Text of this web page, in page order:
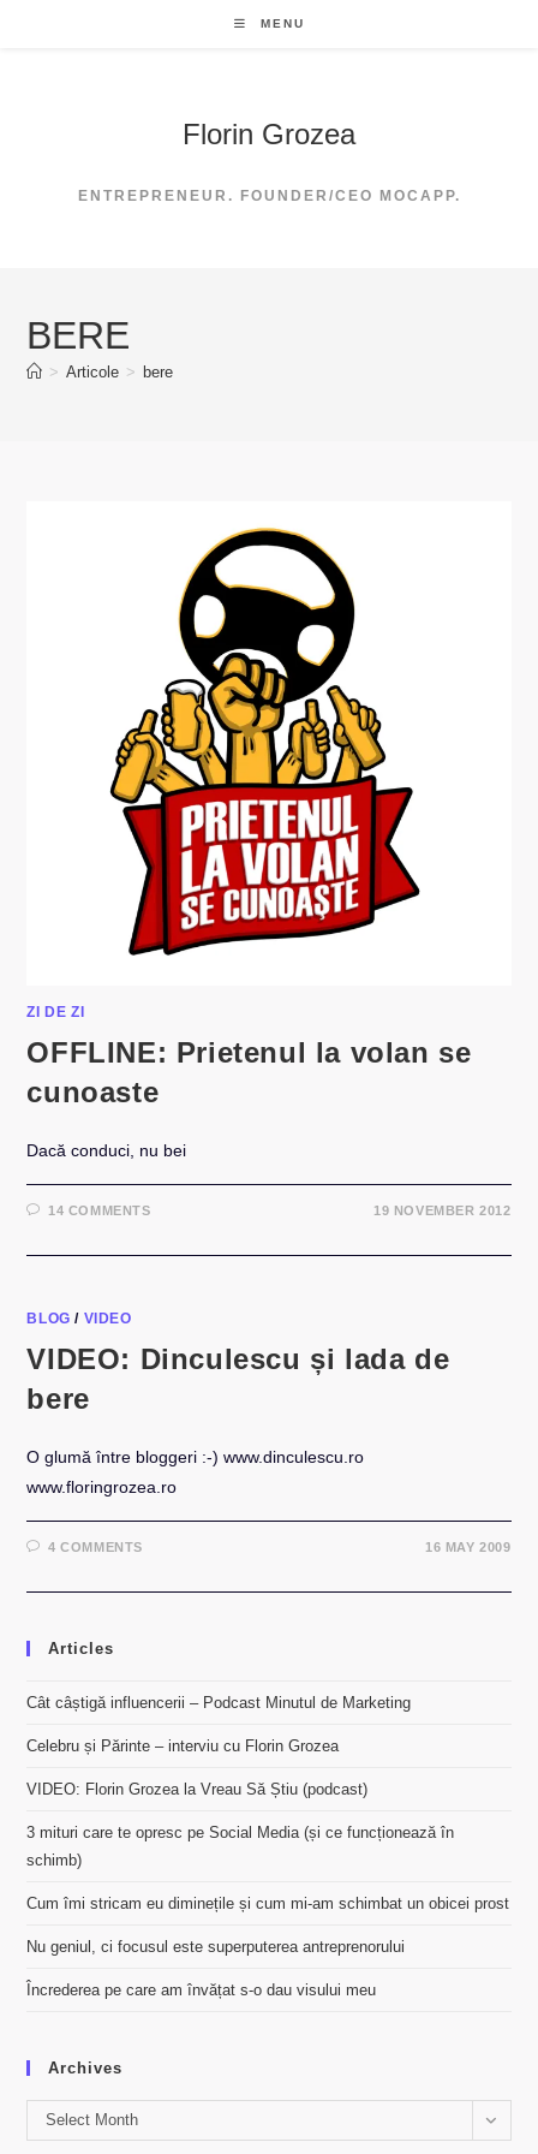
MENU
Florin Grozea
ENTREPRENEUR. FOUNDER/CEO MOCAPP.
BERE
> Articole > bere
ZI DE ZI
OFFLINE: Prietenul la volan se
cunoaste
Dacă conduci, nu bei
14 COMMENTS 19 NOVEMBER 2012
BLOG / VIDEO
VIDEO: Dinculescu și lada de
bere
O glumă între bloggeri :-) www.dinculescu.ro
www.floringrozea.ro
4 COMMENTS 16 MAY 2009
Articles
Cât câștigă influencerii – Podcast Minutul de Marketing
Celebru și Părinte – interviu cu Florin Grozea
VIDEO: Florin Grozea la Vreau Să Știu (podcast)
3 mituri care te opresc pe Social Media (și ce funcționează în
schimb)
Cum îmi stricam eu diminețile și cum mi-am schimbat un obicei prost
Nu geniul, ci focusul este superputerea antreprenorului
Încrederea pe care am învățat s-o dau visului meu
Archives
Archives
Select Month